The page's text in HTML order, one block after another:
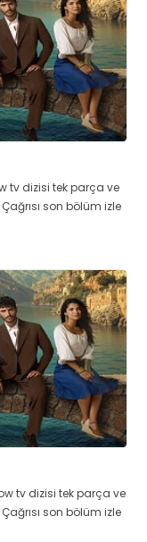
tv dizisi tek parça ve
son bölüm izle
tv dizisi tek parça ve
son bölüm izle